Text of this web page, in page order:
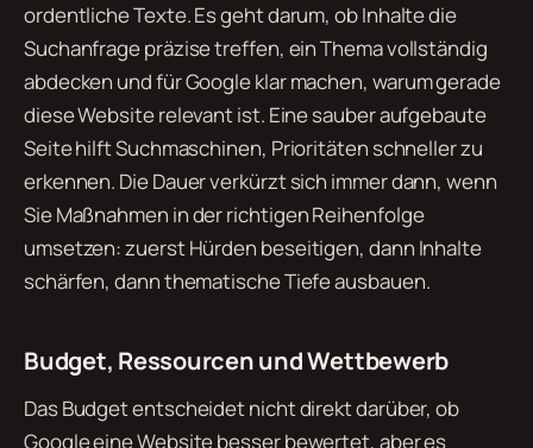
ordentliche Texte. Es geht darum, ob Inhalte die
Suchanfrage präzise treffen, ein Thema vollständig
abdecken und für Google klar machen, warum gerade
diese Website relevant ist. Eine sauber aufgebaute
Seite hilft Suchmaschinen, Prioritäten schneller zu
erkennen. Die Dauer verkürzt sich immer dann, wenn
Sie Maßnahmen in der richtigen Reihenfolge
umsetzen: zuerst Hürden beseitigen, dann Inhalte
schärfen, dann thematische Tiefe ausbauen.
Budget, Ressourcen und Wettbewerb
Das Budget entscheidet nicht direkt darüber, ob
Google eine Website besser bewertet, aber es